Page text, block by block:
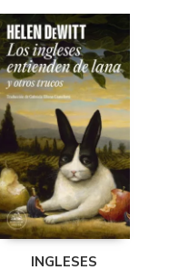
INGLESES